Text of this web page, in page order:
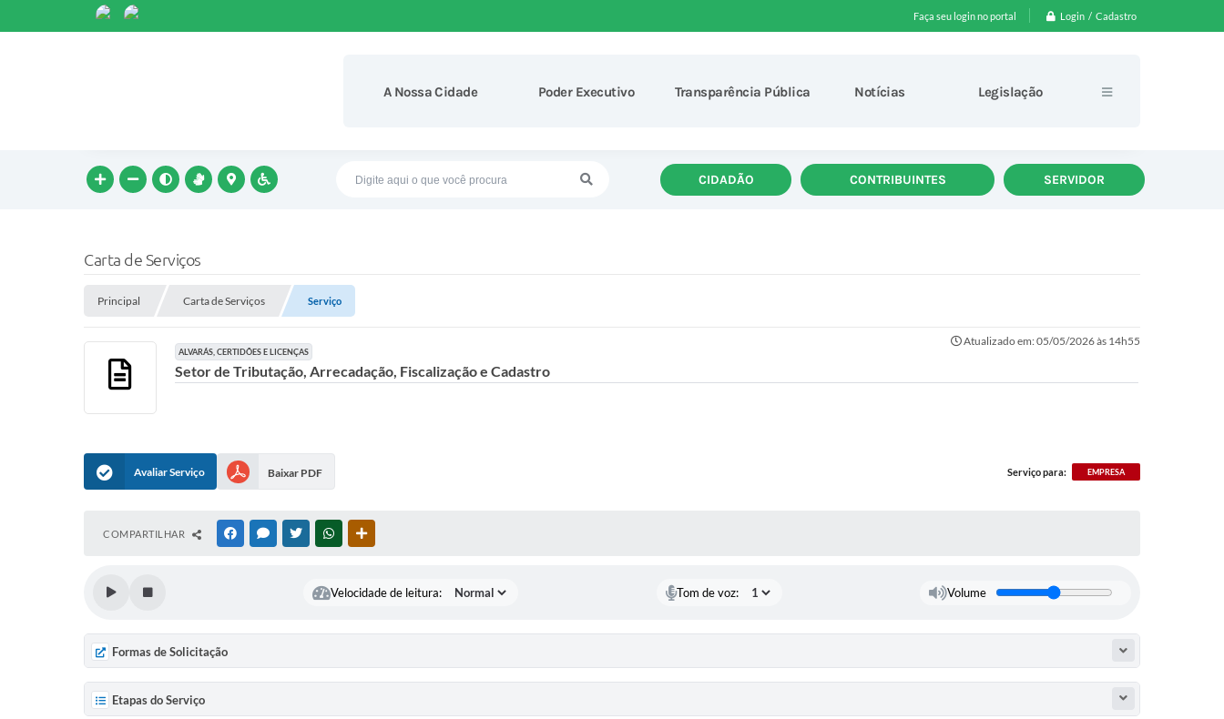
Faça seu login no portal Login / Cadastro
A Nossa Cidade Poder Executivo Transparência Pública Notícias Legislação
CIDADÃO CONTRIBUINTES SERVIDOR
Carta de Serviços
Principal Carta de Serviços Serviço
Atualizado em: 05/05/2026 às 14h55
ALVARÁS, CERTIDÕES E LICENÇAS
Setor de Tributação, Arrecadação, Fiscalização e Cadastro
Avaliar Serviço Baixar PDF Serviço para: EMPRESA
COMPARTILHAR FACEBOOKMESSENGER
TWITTERWHATSAPP
Velocidade de leitura: Tom de voz: Volume
Formas de Solicitação
Etapas do Serviço